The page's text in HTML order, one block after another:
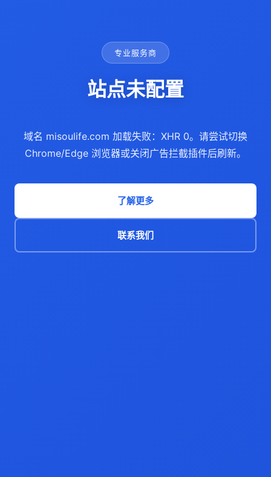
专业服务商
站点未配置
域名 misoulife.com 加载失败：XHR 0。请尝试切换
Chrome/Edge 浏览器或关闭广告拦截插件后刷新。
了解更多
联系我们